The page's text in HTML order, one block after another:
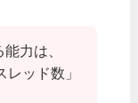
力は、
ッド数」